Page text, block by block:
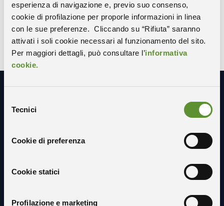
esperienza di navigazione e, previo suo consenso,
cookie di profilazione per proporle informazioni in linea
con le sue preferenze. Cliccando su “Rifiuta” saranno
attivati i soli cookie necessari al funzionamento del sito.
Per maggiori dettagli, può consultare l’informativa
cookie.
delTecnici
Cookie di preferenza
Cookie statici
Profilazione e marketing
X-TWITTER FACEBOOK LINKEDIN
Resta in contatto con noi